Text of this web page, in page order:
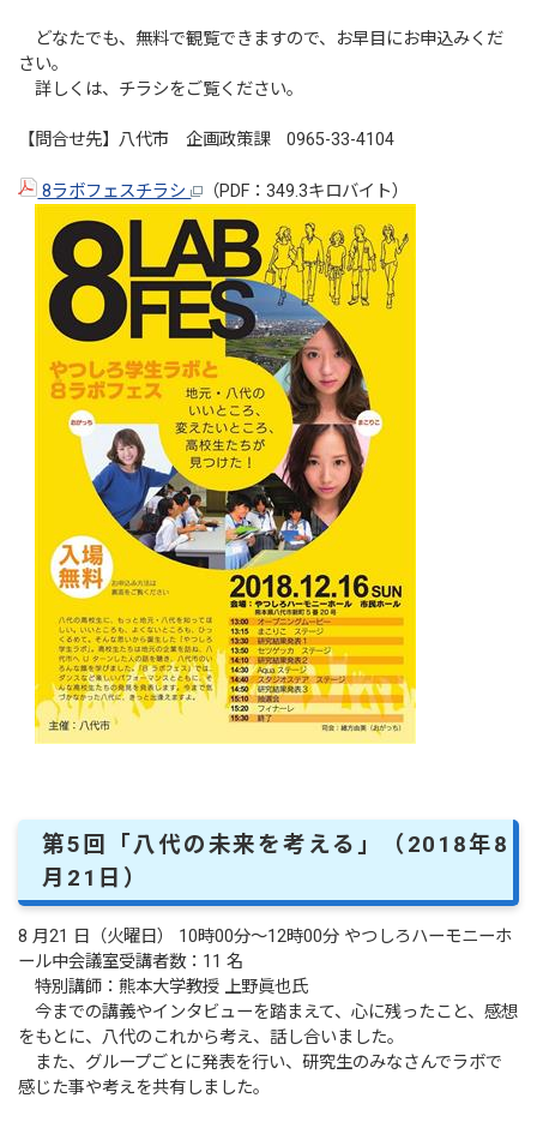
どなたでも、無料で観覧できますので、お早目にお申込みくだ
さい。
詳しくは、チラシをご覧ください。
【問合せ先】八代市 企画政策課 0965-33-4104
8ラボフェスチラシ （PDF：349.3キロバイト）
第5回「八代の未来を考える」（2018年8
月21日）
8 月21 日（火曜日） 10時00分～12時00分 やつしろハーモニーホ
ール中会議室受講者数：11 名
特別講師：熊本大学教授 上野眞也氏
今までの講義やインタビューを踏まえて、心に残ったこと、感想
をもとに、八代のこれから考え、話し合いました。
また、グループごとに発表を行い、研究生のみなさんでラボで
感じた事や考えを共有しました。